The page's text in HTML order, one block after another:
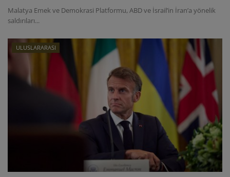
Malatya Emek ve Demokrasi Platformu, ABD ve İsrail’in İran’a yönelik
saldırıları...
ULUSLARARASI